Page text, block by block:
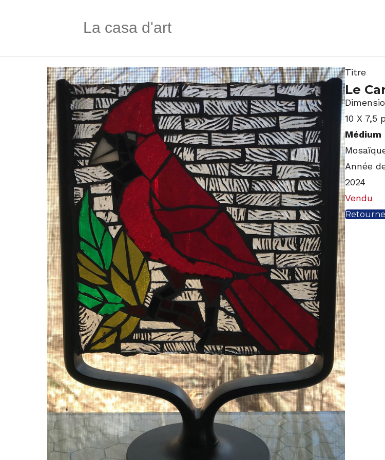
La casa d'art
Titre
Le
10 X 7,5
Médium
Année
2024
Vendu